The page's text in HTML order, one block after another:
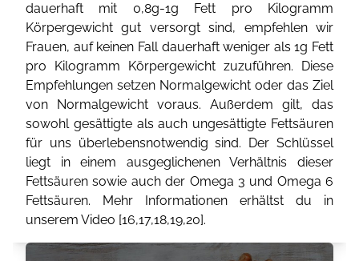
dauerhaft mit 0,8g-1g Fett pro Kilogramm
Körpergewicht gut versorgt sind, empfehlen wir
Frauen, auf keinen Fall dauerhaft weniger als 1g Fett
pro Kilogramm Körpergewicht zuzuführen. Diese
Empfehlungen setzen Normalgewicht oder das Ziel
von Normalgewicht voraus. Außerdem gilt, das
sowohl gesättigte als auch ungesättigte Fettsäuren
für uns überlebensnotwendig sind. Der Schlüssel
liegt in einem ausgeglichenen Verhältnis dieser
Fettsäuren sowie auch der Omega 3 und Omega 6
Fettsäuren. Mehr Informationen erhältst du in
unserem Video [16,17,18,19,20].